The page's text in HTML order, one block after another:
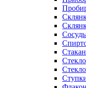
Стекло